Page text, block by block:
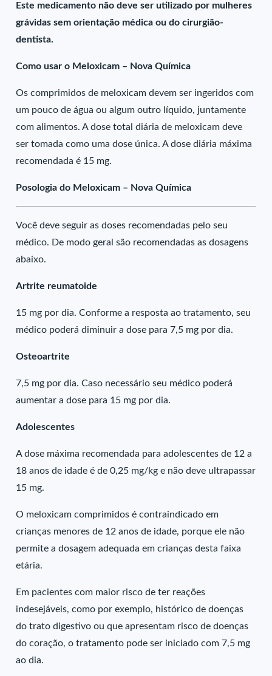
Este medicamento não deve ser utilizado por mulheres
grávidas sem orientação médica ou do cirurgião-
dentista.
Como usar o Meloxicam – Nova Química
Os comprimidos de meloxicam devem ser ingeridos com
um pouco de água ou algum outro líquido, juntamente
com alimentos. A dose total diária de meloxicam deve
ser tomada como uma dose única. A dose diária máxima
recomendada é 15 mg.
Posologia do Meloxicam – Nova Química
Você deve seguir as doses recomendadas pelo seu
médico. De modo geral são recomendadas as dosagens
abaixo.
Artrite reumatoide
15 mg por dia. Conforme a resposta ao tratamento, seu
médico poderá diminuir a dose para 7,5 mg por dia.
Osteoartrite
7,5 mg por dia. Caso necessário seu médico poderá
aumentar a dose para 15 mg por dia.
Adolescentes
A dose máxima recomendada para adolescentes de 12 a
18 anos de idade é de 0,25 mg/kg e não deve ultrapassar
15 mg.
O meloxicam comprimidos é contraindicado em
crianças menores de 12 anos de idade, porque ele não
permite a dosagem adequada em crianças desta faixa
etária.
Em pacientes com maior risco de ter reações
indesejáveis, como por exemplo, histórico de doenças
do trato digestivo ou que apresentam risco de doenças
do coração, o tratamento pode ser iniciado com 7,5 mg
ao dia.